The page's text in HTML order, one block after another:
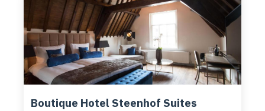
en dompelbaden. Dagelijks worden
opgietingsrituelen en soundjourneys aangeboden
door de spa manager, Nederlands kampioen
Herbal. De 31 kamers waarvan 2 Junior Suites met
bad en zithoek bevinden zich in een rustige setting.
Het restaurant serveert gezonde gerechten met
woensdag en donderdag (verplicht), overige
Boutique Hotel Steenhof Suites